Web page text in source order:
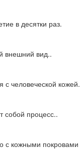
в десятки раз.
внешний вид..
с человеческой кожей.
собой процесс..
с кожными покровами